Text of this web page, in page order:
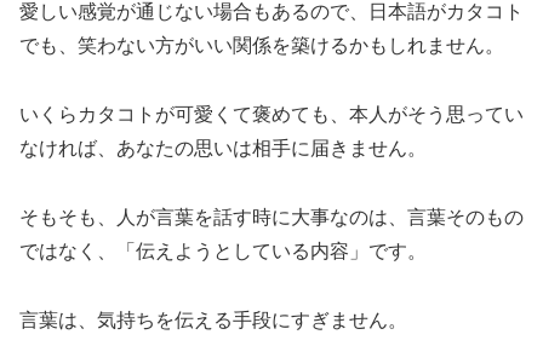
愛しい感覚が通じない場合もあるので、日本語がカタコト
でも、笑わない方がいい関係を築けるかもしれません。
いくらカタコトが可愛くて褒めても、本人がそう思ってい
なければ、あなたの思いは相手に届きません。
そもそも、人が言葉を話す時に大事なのは、言葉そのもの
ではなく、「伝えようとしている内容」です。
言葉は、気持ちを伝える手段にすぎません。